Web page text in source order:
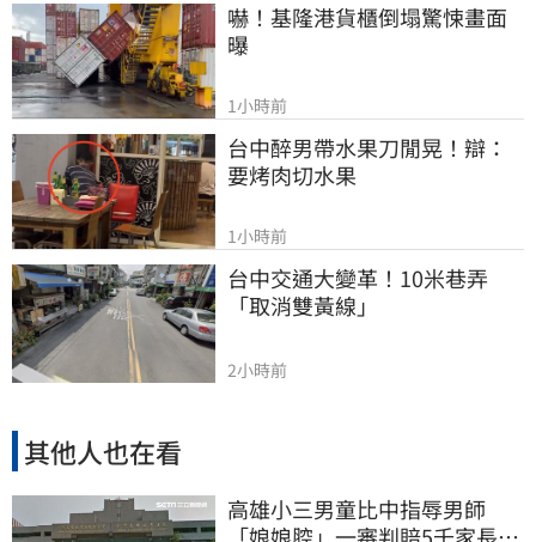
嚇！基隆港貨櫃倒塌驚悚畫面
曝
1小時前
台中醉男帶水果刀閒晃！辯：
要烤肉切水果
1小時前
台中交通大變革！10米巷弄
「取消雙黃線」
2小時前
其他人也在看
高雄小三男童比中指辱男師